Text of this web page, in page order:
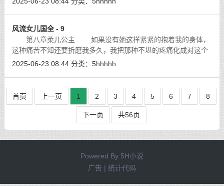
风流女儿国全 - 9
第八章柔儿公主 如果没有她这样紧紧的抱着我的身体，
这种痛苦不知还要折磨我多久，我把那种不堪的疼痛化成对这个
绝美凤将紧紧的拥抱，紧紧的不留一丝缝隙。
2025-06-23 08:44 分类： 5hhhhh
首页 上一页 1 2 3 4 5 6 7 8
下一页 共56页
Powered By 5H小说
广告 | 统计代码